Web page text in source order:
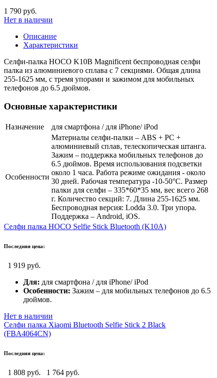
1 790 руб.
Нет в наличии
Описание
Характеристики
Селфи-палка HOCO K10B Magnificent беспроводная селфи
палка из алюминиевого сплава с 7 секциями. Общая длина
255-1625 мм, с тремя упорами и зажимом для мобильных
телефонов до 6.5 дюймов.
Основные характеристики
Назначение для смартфона / для iPhone/ iPod
Особенности
Материалы селфи-палки – ABS + PC +
алюминиевый сплав, телескопическая штанга.
Зажим – поддержка мобильных телефонов до
6.5 дюймов. Время использования подсветки
около 1 часа. Работа режиме ожидания - около
30 дней. Рабочая температура -10-50°С. Размер
палки для селфи – 335*60*35 мм, вес всего 268
г. Количество секций: 7. Длина 255-1625 мм.
Беспроводная версия: Lodda 3.0. Три упора.
Поддержка – Android, iOS.
Селфи палка HOCO Selfie Stick Bluetooth (K10A)
Последняя цена:
1 919 руб.
Для: для смартфона / для iPhone/ iPod
Особенности: Зажим – для мобильных телефонов до 6.5
дюймов.
Нет в наличии
Селфи палка Xiaomi Bluetooth Selfie Stick 2 Black
(FBA4064CN)
Последняя цена:
1 808 руб.
1 764 руб.